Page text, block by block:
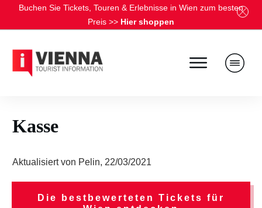
Kasse
Aktualisiert von Pelin, 22/03/2021
Die bestbewerteten Tickets für
Buchen Sie Tickets, Touren & Erlebnisse in Wien zum besten
Preis >> Hier shoppen